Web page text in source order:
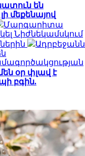
են
մեքենայով
Մարգարիտա
Նիժնեկամսկում
Ադրբեջանն
օր փլավ է
բգին.